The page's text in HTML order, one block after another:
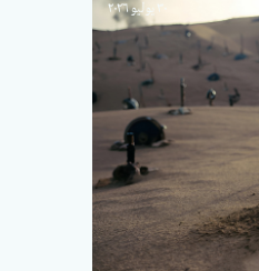
٣٠ يوليو ٢٠٢٦